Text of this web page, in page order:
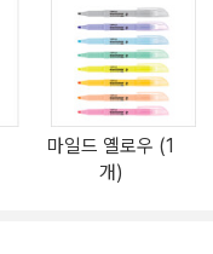
마일드 옐로우 (1
개)